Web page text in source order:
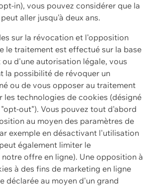
in), vous pouvez considérer que la
aller jusqu'à deux ans.
sur la révocation et l'opposition
le traitement est effectué sur la base
d'une autorisation légale, vous
la possibilité de révoquer un
ou de vous opposer au traitement
les technologies de cookies (désigné
out"). Vous pouvez tout d'abord
au moyen des paramètres de
exemple en désactivant l'utilisation
également limiter le
offre en ligne). Une opposition à
à des fins de marketing en ligne
déclarée au moyen d'un grand